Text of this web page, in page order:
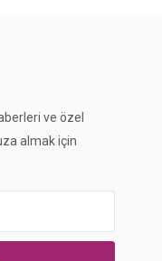
ve özel
almak için